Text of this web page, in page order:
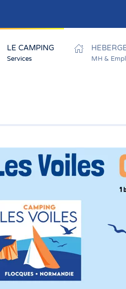
LE CAMPING
Services MH &